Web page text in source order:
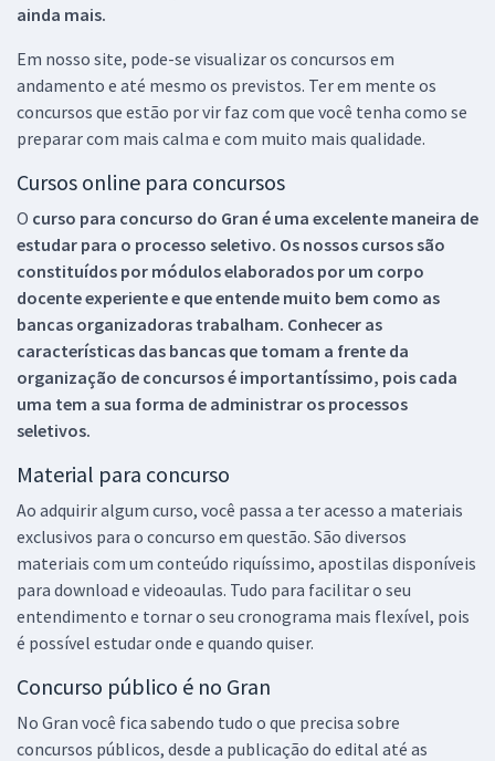
ainda mais.
Em nosso site, pode-se visualizar os concursos em
andamento e até mesmo os previstos. Ter em mente os
concursos que estão por vir faz com que você tenha como se
preparar com mais calma e com muito mais qualidade.
Cursos online para concursos
O curso para concurso do Gran é uma excelente maneira de
estudar para o processo seletivo. Os nossos cursos são
constituídos por módulos elaborados por um corpo
docente experiente e que entende muito bem como as
bancas organizadoras trabalham. Conhecer as
características das bancas que tomam a frente da
organização de concursos é importantíssimo, pois cada
uma tem a sua forma de administrar os processos
seletivos.
Material para concurso
Ao adquirir algum curso, você passa a ter acesso a materiais
exclusivos para o concurso em questão. São diversos
materiais com um conteúdo riquíssimo, apostilas disponíveis
para download e videoaulas. Tudo para facilitar o seu
entendimento e tornar o seu cronograma mais flexível, pois
é possível estudar onde e quando quiser.
Concurso público é no Gran
No Gran você fica sabendo tudo o que precisa sobre
concursos públicos, desde a publicação do edital até as